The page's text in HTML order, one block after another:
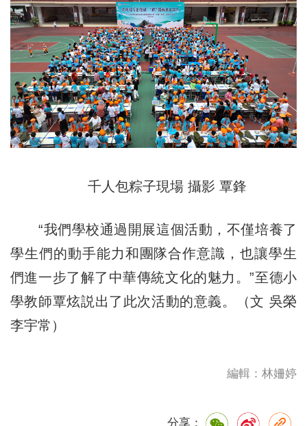
千人包粽子現場 攝影 覃鋒
“我們學校通過開展這個活動，不僅培養了
學生們的動手能力和團隊合作意識，也讓學生
們進一步了解了中華傳統文化的魅力。”至德小
學教師覃炫説出了此次活動的意義。（文 吳榮
李宇常）
編輯：林姍婷
分享：